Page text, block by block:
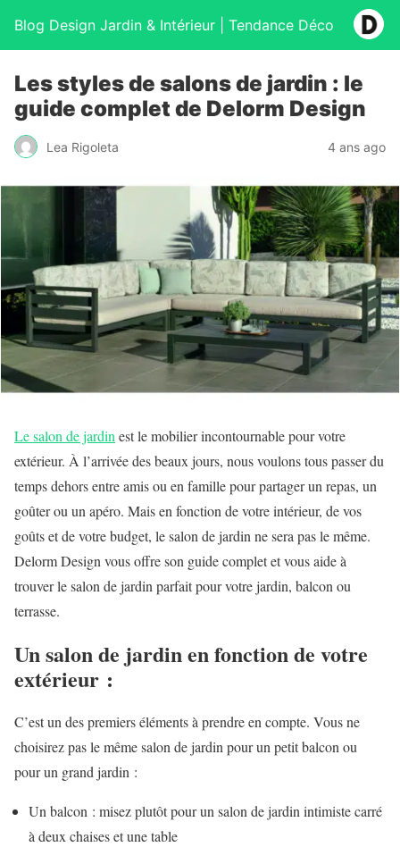
Blog Design Jardin & Intérieur | Tendance Déco
Les styles de salons de jardin : le
guide complet de Delorm Design
Lea Rigoleta 4 ans ago
Le salon de jardin est le mobilier incontournable pour votre
extérieur. À l’arrivée des beaux jours, nous voulons tous passer du
temps dehors entre amis ou en famille pour partager un repas, un
goûter ou un apéro. Mais en fonction de votre intérieur, de vos
goûts et de votre budget, le salon de jardin ne sera pas le même.
Delorm Design vous offre son guide complet et vous aide à
trouver le salon de jardin parfait pour votre jardin, balcon ou
terrasse.
Un salon de jardin en fonction de votre
extérieur :
C’est un des premiers éléments à prendre en compte. Vous ne
choisirez pas le même salon de jardin pour un petit balcon ou
pour un grand jardin :
Un balcon : misez plutôt pour un salon de jardin intimiste carré
à deux chaises et une table